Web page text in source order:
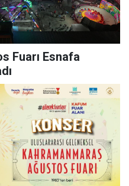
Fuarı Esnafa